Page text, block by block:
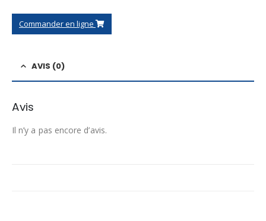
Commander en ligne
AVIS (0)
Avis
Il n’y a pas encore d’avis.